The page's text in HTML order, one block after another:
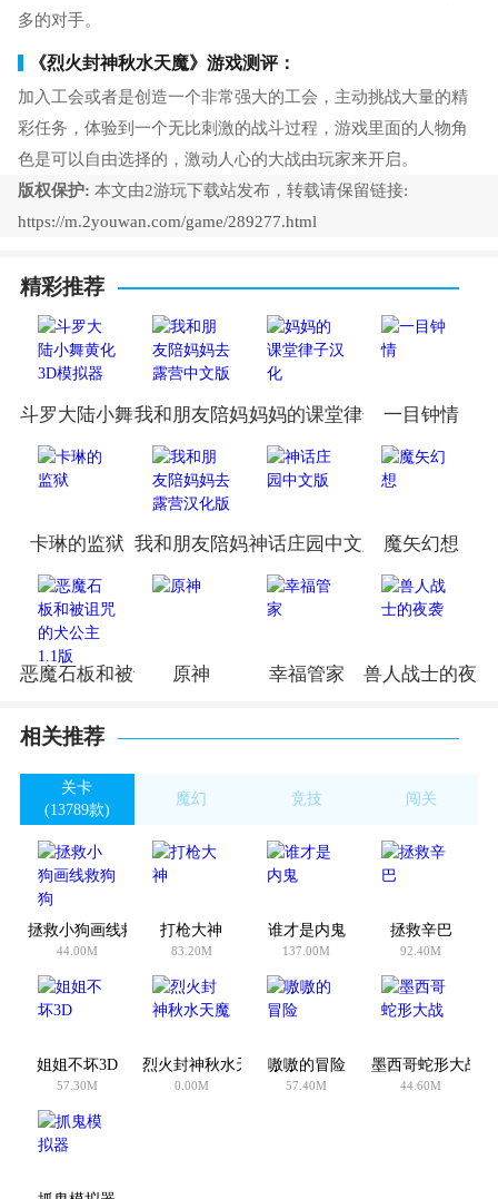
多的对手。
《烈火封神秋水天魔》游戏测评：
加入工会或者是创造一个非常强大的工会，主动挑战大量的精
彩任务，体验到一个无比刺激的战斗过程，游戏里面的人物角
色是可以自由选择的，激动人心的大战由玩家来开启。
版权保护: 本文由2游玩下载站发布，转载请保留链接:
https://m.2youwan.com/game/289277.html
精彩推荐
斗罗大陆小舞黄化3D模拟器我和朋友陪妈妈去露营中文版
妈妈的课堂律子汉化一目钟情
卡琳的监狱 我和朋友陪妈妈去露营汉化版
神话庄园中文版 魔矢幻想
恶魔石板和被诅咒的犬公主1.1版
原神 幸福管家 兽人战士的夜袭
相关推荐
关卡
(13789款)
魔幻
竞技
闯关
拯救小狗画线救狗狗
44.00M
打枪大神
83.20M
谁才是内鬼
137.00M
拯救辛巴
92.40M
姐姐不坏3D
57.30M
烈火封神秋水天魔
0.00M
嗷嗷的冒险
57.40M
墨西哥蛇形大战
44.60M